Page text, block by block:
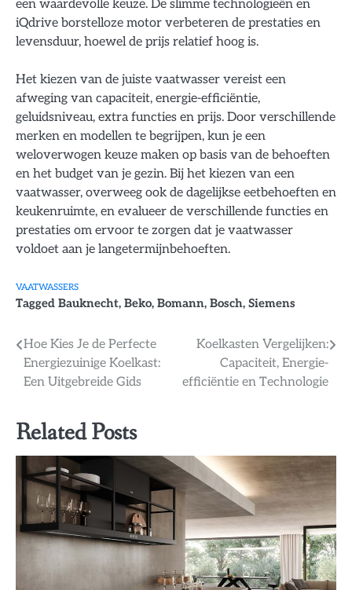
een waardevolle keuze. De slimme technologieën en
iQdrive borstelloze motor verbeteren de prestaties en
levensduur, hoewel de prijs relatief hoog is.
Het kiezen van de juiste vaatwasser vereist een
afweging van capaciteit, energie-efficiëntie,
geluidsniveau, extra functies en prijs. Door verschillende
merken en modellen te begrijpen, kun je een
weloverwogen keuze maken op basis van de behoeften
en het budget van je gezin. Bij het kiezen van een
vaatwasser, overweeg ook de dagelijkse eetbehoeften en
keukenruimte, en evalueer de verschillende functies en
prestaties om ervoor te zorgen dat je vaatwasser
voldoet aan je langetermijnbehoeften.
VAATWASSERS
Tagged Bauknecht, Beko, Bomann, Bosch, Siemens
Bericht
navigatie
Hoe Kies Je de Perfecte
Energiezuinige Koelkast:
Een Uitgebreide Gids
Koelkasten Vergelijken:
Capaciteit, Energie-
efficiëntie en Technologie
Related Posts